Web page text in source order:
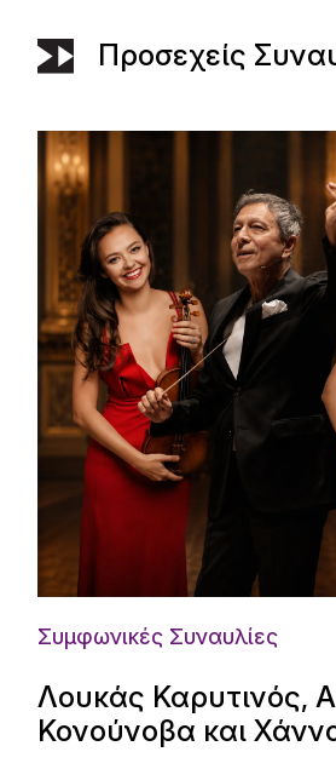
Προσεχείς
Συμφωνικές Συναυλίες
Λουκάς Καρυτινός,
Κονούνοβα και